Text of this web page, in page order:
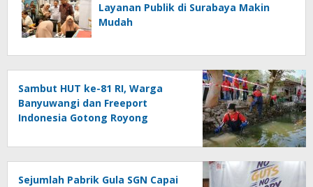
Layanan Publik di Surabaya Makin
Mudah
Sambut HUT ke-81 RI, Warga
Banyuwangi dan Freeport
Indonesia Gotong Royong
Sejumlah Pabrik Gula SGN Capai